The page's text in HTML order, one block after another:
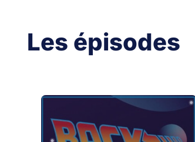
Les épisodes